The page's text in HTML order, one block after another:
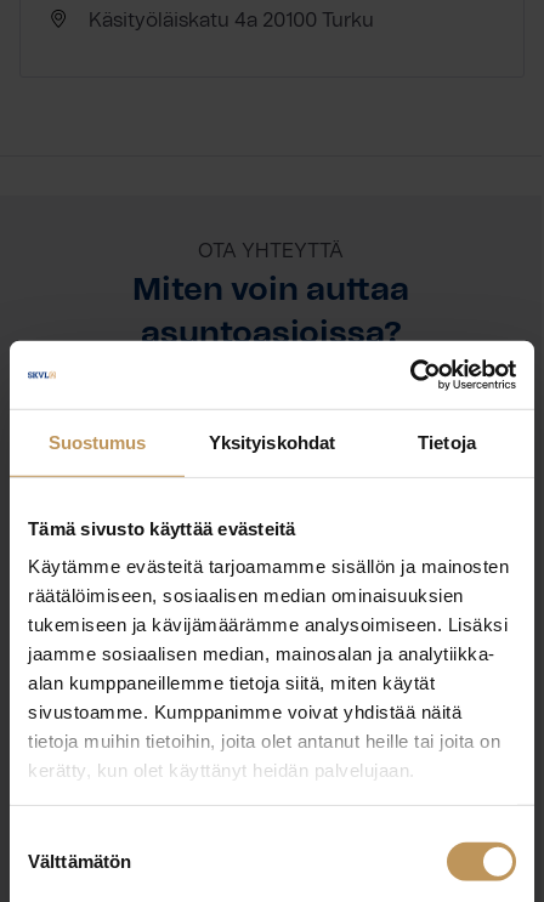
Suostumus Yksityiskohdat Tietoja
Tämä sivusto käyttää evästeitä
Käytämme evästeitä tarjoamamme sisällön ja mainosten
räätälöimiseen, sosiaalisen median ominaisuuksien
tukemiseen ja kävijämäärämme analysoimiseen. Lisäksi
jaamme sosiaalisen median, mainosalan ja analytiikka-
alan kumppaneillemme tietoja siitä, miten käytät
sivustoamme. Kumppanimme voivat yhdistää näitä
tietoja muihin tietoihin, joita olet antanut heille tai joita on
kerätty, kun olet käyttänyt heidän palvelujaan.
valinta
Välttämätön
Käsityöläiskatu 4a 20100 Turku
OTA YHTEYTTÄ
Miten voin auttaa
asuntoasioissa?
nella.helenius@solidhouse.fi
"*" näyttää pakolliset kentät